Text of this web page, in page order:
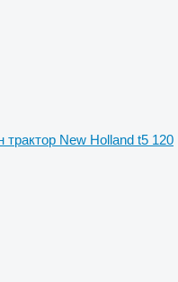
трактор New Holland t5 120